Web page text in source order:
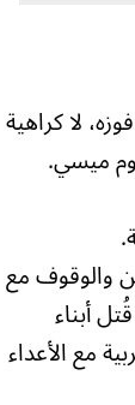
لا كراهية
ميسي.
والوقوف مع
أبناء
مع الأعداء